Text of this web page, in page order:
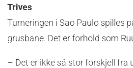
Trives
Turneringen i Sao Paulo spilles
grusbane. Det er forhold som
– Det er ikke så stor forskjell fra